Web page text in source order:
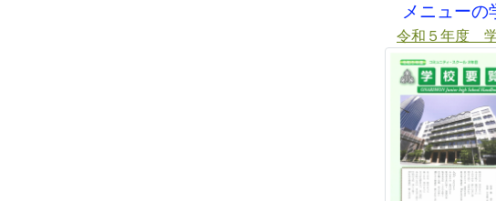
メニューの
令和５年度